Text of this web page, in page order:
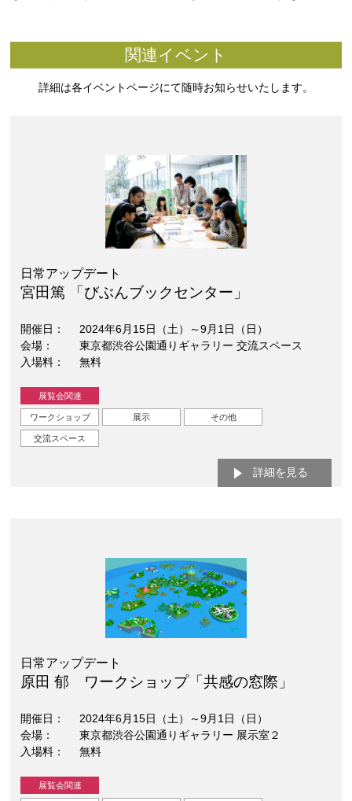
関連イベント
詳細は各イベントページにて随時お知らせいたします。
日常アップデート
宮田篤 「びぶんブックセンター」
開催日
2024年6月15日（土）～9月1日（日）
会場
東京都渋谷公園通りギャラリー 交流スペース
入場料
無料
展覧会関連
ワークショップ 展示 その他
交流スペース
詳細を見る
日常アップデート
原田 郁 ワークショップ「共感の窓際」
開催日
2024年6月15日（土）～9月1日（日）
会場
東京都渋谷公園通りギャラリー 展示室２
入場料
無料
展覧会関連